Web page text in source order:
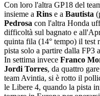
Con loro l'altra GP18 del
insieme a Rins e a Bautista
Pedrosa con l'altra Honda
difficoltà sul bagnato e
quinta fila (14° tempo) il test
pista solo a partire dalla FP3
In settima invece Franco
Jordi Torres, da quattro
team Avintia, si è rotto il
le Libere 4, quando la pista